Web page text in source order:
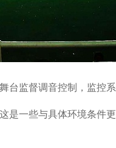
台监督调音控制，监控
是一些与具体环境条件